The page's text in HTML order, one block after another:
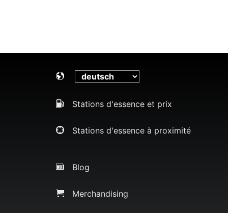
Stations d'essence et prix
Stations d'essence à proximité
Blog
Merchandising